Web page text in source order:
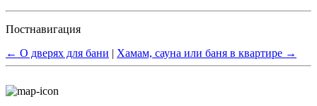
Постнавигация
← О дверях для бани | Хамам, сауна или баня в квартире →